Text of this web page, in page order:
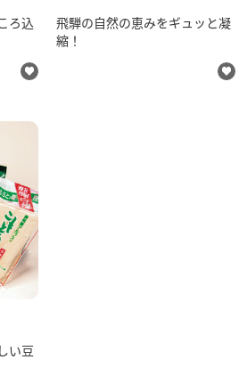
ろ込
飛騨の自然の恵みをギュッと凝
縮！
い豆